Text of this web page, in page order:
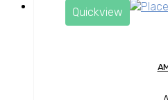
Quickview